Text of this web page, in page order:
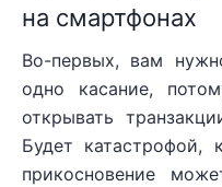
на смартфонах
Во-первых, вам
одно касание,
открывать
Будет катастрофой,
прикосновение